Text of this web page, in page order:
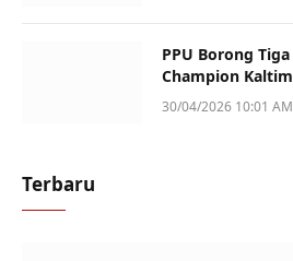
PPU Borong
Champion
Perempuan Jadi
30/04/2026 10:01 AM
Terbaru